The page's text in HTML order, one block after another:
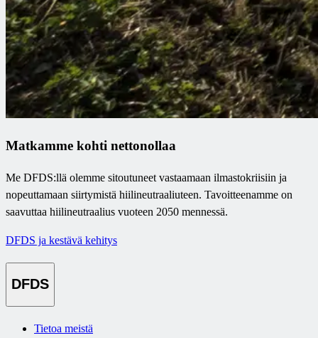
Matkamme kohti nettonollaa
Me DFDS:llä olemme sitoutuneet vastaamaan ilmastokriisiin ja
nopeuttamaan siirtymistä hiilineutraaliuteen. Tavoitteenamme on
saavuttaa hiilineutraalius vuoteen 2050 mennessä.
DFDS ja kestävä kehitys
DFDS
Tietoa meistä